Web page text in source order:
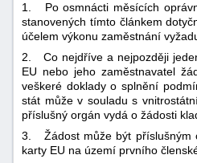
1. Po osmnácti měsících
stanovených tímto článkem
účelem výkonu zaměstnání
2. Co nejdříve a nejpozději
EU nebo jeho zaměstnavatel
veškeré doklady o splnění
stát může v souladu s
příslušný orgán vydá o žádosti
3. Žádost může být příslušným
karty EU na území prvního